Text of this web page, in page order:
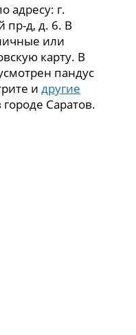
адресу: г.
пр-д, д. 6. В
или
карту. В
пандус
идругие
городе Саратов.